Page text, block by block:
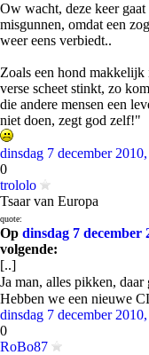
Ow wacht, deze keer
misgunnen, omdat een
weer eens verbiedt..
Zoals een hond makkelijk
verse scheet stinkt, zo
die andere mensen een
niet doen, zegt god zelf!"
dinsdag 7 december
0
trololo
Tsaar van Europa
quote:
Op dinsdag 7 december
volgende:
[..]
Ja man, alles pikken,
Hebben we een nieuwe
dinsdag 7 december
0
RoBo87